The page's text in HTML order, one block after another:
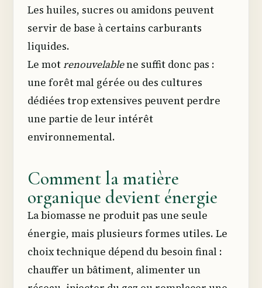
Les huiles, sucres ou amidons peuvent
servir de base à certains carburants
liquides.
Le motrenouvelablene suffit donc pas :
une forêt mal gérée ou des cultures
dédiées trop extensives peuvent perdre
une partie de leur intérêt
environnemental.
Comment la matière
organique devient énergie
La biomasse ne produit pas une seule
énergie, mais plusieurs formes utiles. Le
choix technique dépend du besoin final :
chauffer un bâtiment, alimenter un